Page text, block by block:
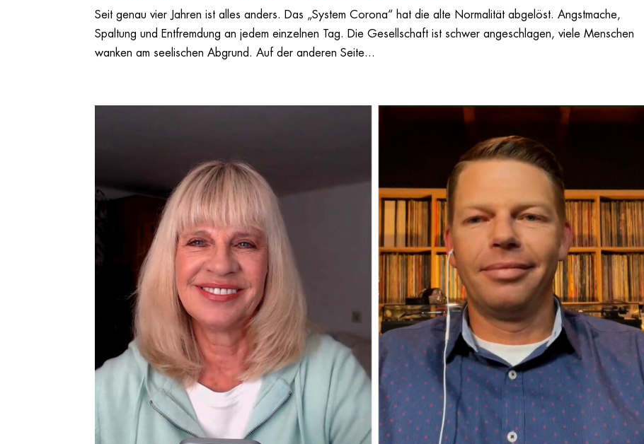
Seit genau vier Jahren ist alles anders. Das „System Corona“ hat die alte Normalität abgelöst. Angstmache,
Spaltung und Entfremdung an jedem einzelnen Tag. Die Gesellschaft ist schwer angeschlagen, viele Menschen
wanken am seelischen Abgrund. Auf der anderen Seite...